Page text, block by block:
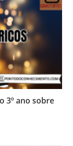
3º ano sobre